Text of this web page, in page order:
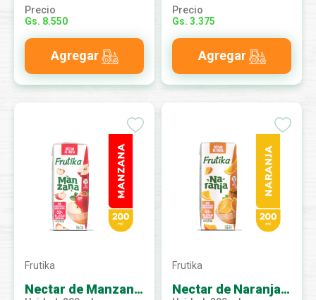
Precio
Gs. 8.550
Agregar
Precio
Gs. 3.375
Agregar
Frutika
Nectar de Manzana 200 ml.
Frutika
Nectar de Naranja 200 ml.